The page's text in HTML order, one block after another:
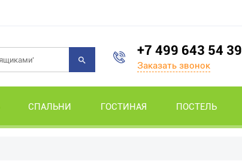
+7 499 643 54 39
Заказать звонок
СПАЛЬНИ ГОСТИНАЯ ПОСТЕЛЬ